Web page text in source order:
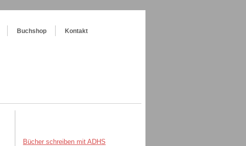
Buchshop Kontakt
Bücher schreiben mit ADHS